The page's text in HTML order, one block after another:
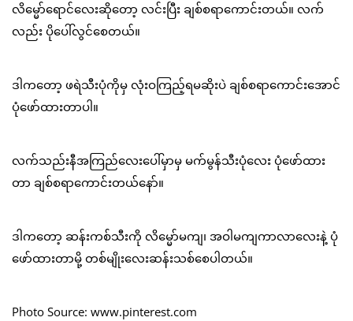
လိမ္မော်ရောင်လေးဆိုတော့ လင်းပြီး ချစ်စရာကောင်းတယ်။ လက်
လည်း ပိုပေါ်လွင်စေတယ်။
ဒါကတော့ ဖရဲသီးပုံကိုမှ လုံးဝကြည့်ရမဆိုးပဲ ချစ်စရာကောင်းအောင်
ပုံဖော်ထားတာပါ။
လက်သည်းနီအကြည်လေးပေါ်မှာမှ မက်မွန်သီးပုံလေး ပုံဖော်ထား
တာ ချစ်စရာကောင်းတယ်နော်။
ဒါကတော့ ဆန်းကစ်သီးကို လိမ္မော်မကျ၊ အဝါမကျကာလာလေးနဲ့ ပုံ
ဖော်ထားတာမို့ တစ်မျိုးလေးဆန်းသစ်စေပါတယ်။
Photo Source: www.pinterest.com